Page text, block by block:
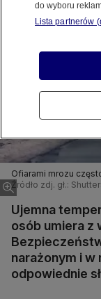
Ofiarami mrozu
Źródło zdj. gł.:
Ujemna
osób umiera z
narażonym i
odpowiednie
do wyboru
Lista partnerów